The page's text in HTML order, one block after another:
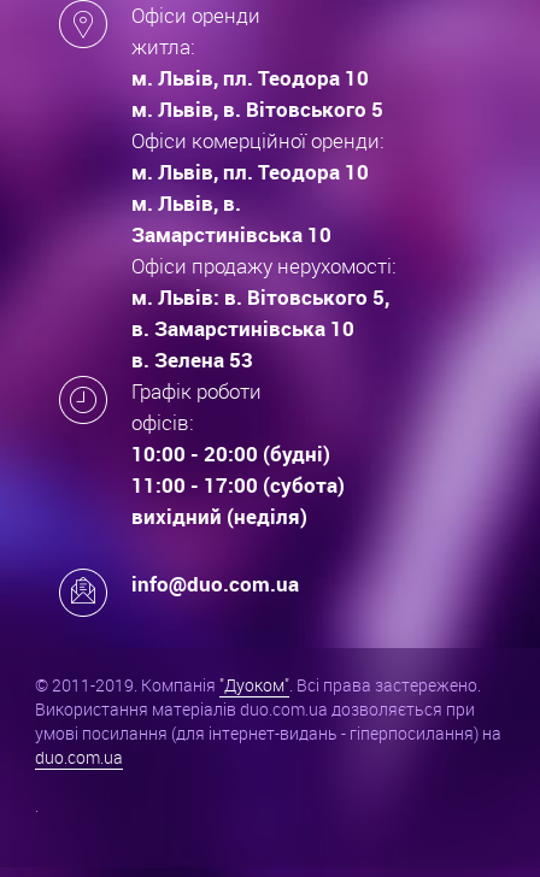
Офіси оренди
житла:
м. Львів, пл. Теодора 10
м. Львів, в. Вітовського 5
Офіси комерційної оренди:
м. Львів, пл. Теодора 10
м. Львів, в.
Замарстинівська 10
Офіси продажу нерухомості:
м. Львів: в. Вітовського 5,
в. Замарстинівська 10
в. Зелена 53
Графік роботи
офісів:
10:00 - 20:00 (будні)
11:00 - 17:00 (субота)
вихідний (неділя)
info@duo.com.ua
© 2011-2019. Компанія "Дуоком". Всі права застережено.
Використання матеріалів duo.com.ua дозволяється при
умові посилання (для інтернет-видань - гіперпосилання) на
duo.com.ua
.